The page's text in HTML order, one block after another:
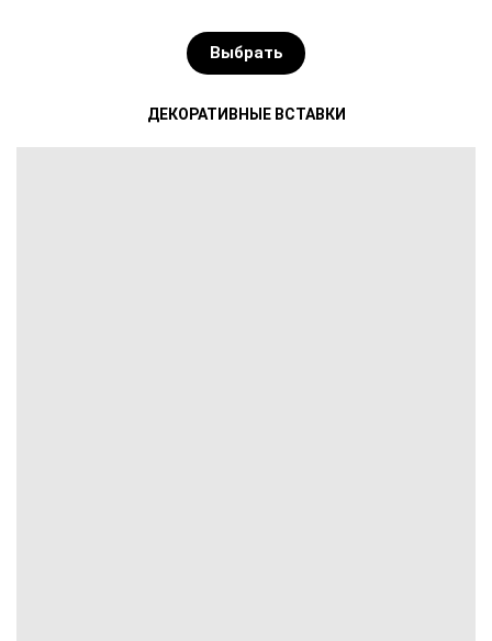
Выбрать
ДЕКОРАТИВНЫЕ ВСТАВКИ